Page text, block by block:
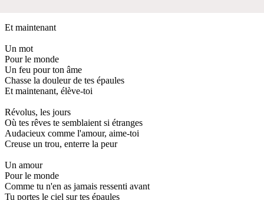
Et maintenant
Un mot
Pour le monde
Un feu pour ton âme
Chasse la douleur de tes épaules
Et maintenant, élève-toi
Révolus, les jours
Où tes rêves te semblaient si étranges
Audacieux comme l'amour, aime-toi
Creuse un trou, enterre la peur
Un amour
Pour le monde
Comme tu n'en as jamais ressenti avant
Tu portes le ciel sur tes épaules